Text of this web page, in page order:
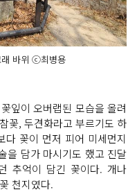
래 바위 ⓒ최병용
잎이 오버랩된 모습을 올려
꽃, 두견화라고 부르기도 하
꽃이 먼저 피어 미세먼지
을 담가 마시기도 했고 진달
추억이 담긴 꽃이다. 개나
천지였다.